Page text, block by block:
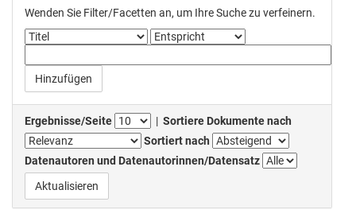
Wenden Sie Filter/Facetten an, um Ihre Suche zu verfeinern.
Ergebnisse/Seite | Sortiere Dokumente nach
Sortiert nach
Datenautoren und Datenautorinnen/Datensatz